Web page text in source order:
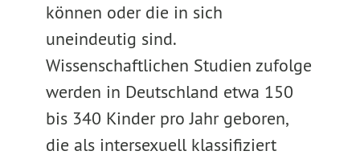
können oder die in sich
uneindeutig sind.
Wissenschaftlichen Studien zufolge
werden in Deutschland etwa 150
bis 340 Kinder pro Jahr geboren,
die als intersexuell klassifiziert